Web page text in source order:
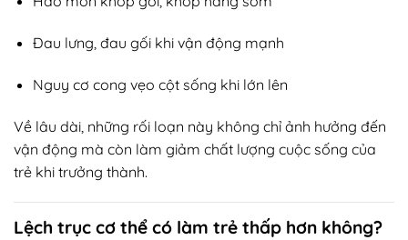
Đau lưng, đau gối khi vận động mạnh
Nguy cơ cong vẹo cột sống khi lớn lên
Về lâu dài, những rối loạn này không chỉ ảnh hưởng đến
vận động mà còn làm giảm chất lượng cuộc sống của
trẻ khi trưởng thành.
Lệch trục cơ thể có làm trẻ thấp hơn không?